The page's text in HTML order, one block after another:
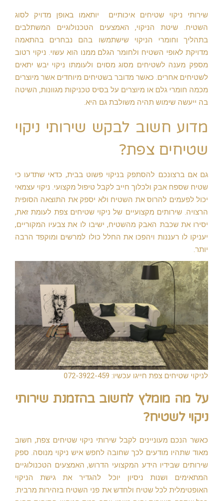
שירותי ניקוי שטיחים איכותיים יותאמו באופן מדויק לסוג
השטיח. שיטת הניקוי, האמצעים הטכנולוגיים המשתלבים
בתהליך וחומרי הניקוי שישתמשו בהם נבחרים בהתאמה
מדויקת לאופי השטיח ולחומר הגלם ממנו הוא עשוי. ניקוי רטוב
מספק מענה לשטיחים מסוג מסוים ולעומתו ניקוי יבש יתאים
לשטיחים אחרים. כאשר מדובר בשטיחים מיוחדים אשר מיוצרים
מכמה חומרי גלם או מיוצרים על בסיס טכניקות מגוונות, השיטה
בה ייעשה שימוש תהיה משולבת גם היא.
מדוע חשוב לבקש שירותי ניקוי
שטיחים צפת?
גם אם ברצונכם להסתפק בניקוי פשוט בבית, כדאי שתדעו כי
שטיח שספח אבק ולכלוך חייב לקבל טיפול מקצועי. ניקוי עצמאי
יכול לפעמים להרוס את השטיח ולא יספק את התוצאה הסופית
הרצויה. שירותים מקצועיים של ניקוי שטיחים צפת לעומת זאת,
יסירו את שכבת האבק מהשטיח, ישיבו לו את צבעיו המקוריים,
יעניקו לו רעננות ויהפכו את החלל כולו למרשים ומוקפד הרבה
יותר.
לניקוי שטיחים צפת חייגו עכשיו: 072-3922-459
על מה מומלץ לחשוב בהזמנת שירותי
ניקוי לשטיח?
כאשר הנכם מעוניינים לקבל שירותי ניקוי שטיחים צפת, חשוב
מאוד שתהיו מודעים לכך שחובה לחפש איש ניקוי מנוסה. ספק
שירותים שבידיו הידע המקצועי הדרוש, האמצעים הטכנולוגיים
המתאימים ושנות ניסיון יוכל להגדיר את גישת הניקוי
האופטימלית לכל שטיח ולחדש את פני השטיח בזהירות מרבית.